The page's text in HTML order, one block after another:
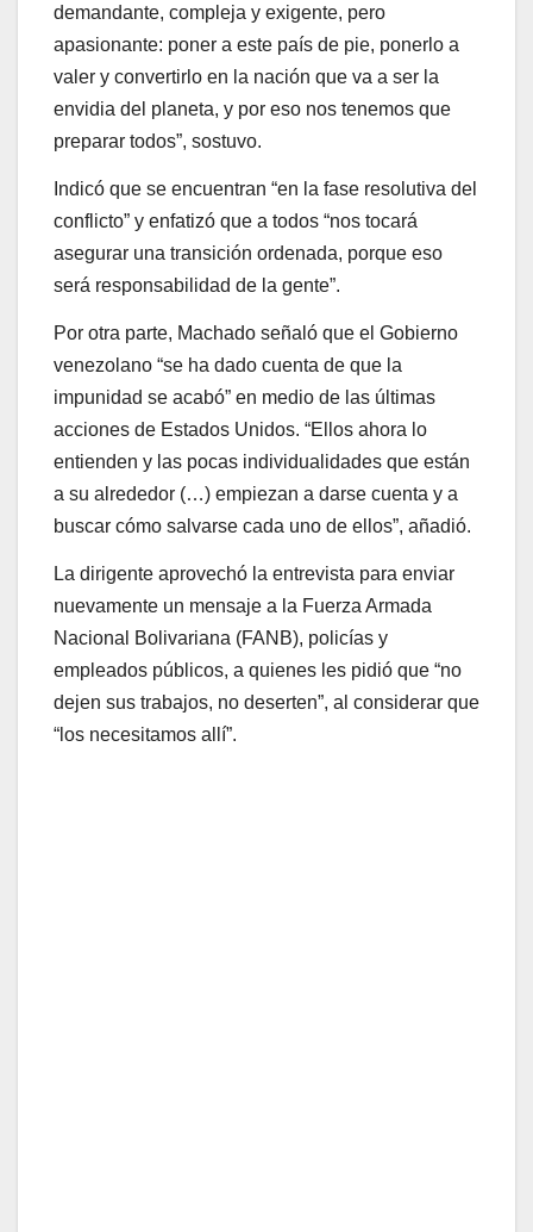
demandante, compleja y exigente, pero
apasionante: poner a este país de pie, ponerlo a
valer y convertirlo en la nación que va a ser la
envidia del planeta, y por eso nos tenemos que
preparar todos”, sostuvo.
Indicó que se encuentran “en la fase resolutiva del
conflicto” y enfatizó que a todos “nos tocará
asegurar una transición ordenada, porque eso
será responsabilidad de la gente”.
Por otra parte, Machado señaló que el Gobierno
venezolano “se ha dado cuenta de que la
impunidad se acabó” en medio de las últimas
acciones de Estados Unidos. “Ellos ahora lo
entienden y las pocas individualidades que están
a su alrededor (…) empiezan a darse cuenta y a
buscar cómo salvarse cada uno de ellos”, añadió.
La dirigente aprovechó la entrevista para enviar
nuevamente un mensaje a la Fuerza Armada
Nacional Bolivariana (FANB), policías y
empleados públicos, a quienes les pidió que “no
dejen sus trabajos, no deserten”, al considerar que
“los necesitamos allí”.